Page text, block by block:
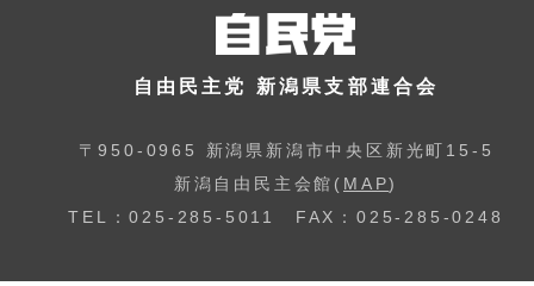
自由民主党 新潟県支部連合会
〒950-0965 新潟県新潟市中央区新光町15-5
新潟自由民主会館( MAP)
TEL：025-285-5011 FAX：025-285-0248